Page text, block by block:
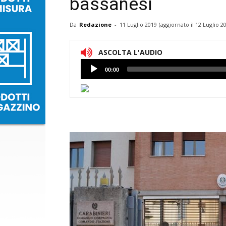
bassanesi
Da Redazione - 11 Luglio 2019 (aggiornato il 12 Luglio
ASCOLTA L'AUDIO
Lettore
Audio
00:00